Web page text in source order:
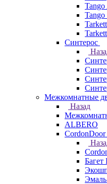
Tango
Синтерос
Межкомнатные
Назад
ALBERO
CordonDoor
Багет
Эмаль